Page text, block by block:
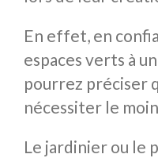
En effet, en
espaces verts à
pourrez préciser
nécessiter le
Le jardinier ou le